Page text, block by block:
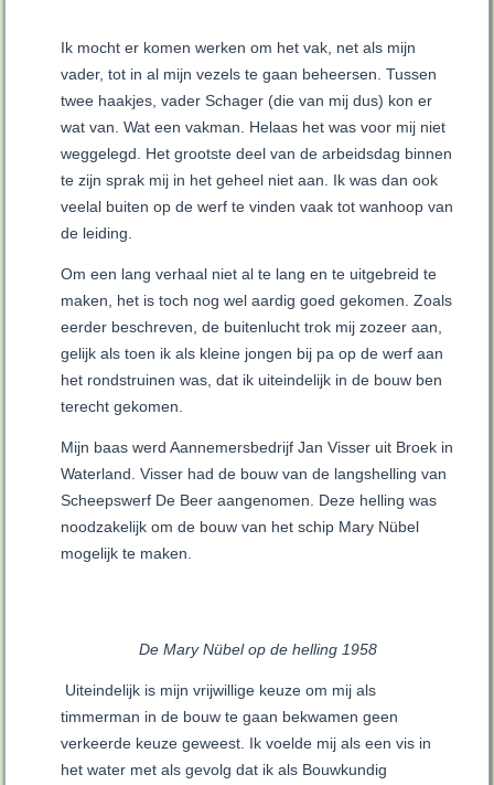
Ik mocht er komen werken om het vak, net als mijn
vader, tot in al mijn vezels te gaan beheersen. Tussen
twee haakjes, vader Schager (die van mij dus) kon er
wat van. Wat een vakman. Helaas het was voor mij niet
weggelegd. Het grootste deel van de arbeidsdag binnen
te zijn sprak mij in het geheel niet aan. Ik was dan ook
veelal buiten op de werf te vinden vaak tot wanhoop van
de leiding.
Om een lang verhaal niet al te lang en te uitgebreid te
maken, het is toch nog wel aardig goed gekomen. Zoals
eerder beschreven, de buitenlucht trok mij zozeer aan,
gelijk als toen ik als kleine jongen bij pa op de werf aan
het rondstruinen was, dat ik uiteindelijk in de bouw ben
terecht gekomen.
Mijn baas werd Aannemersbedrijf Jan Visser uit Broek in
Waterland. Visser had de bouw van de langshelling van
Scheepswerf De Beer aangenomen. Deze helling was
noodzakelijk om de bouw van het schip Mary Nübel
mogelijk te maken.
De Mary Nübel op de helling 1958
Uiteindelijk is mijn vrijwillige keuze om mij als
timmerman in de bouw te gaan bekwamen geen
verkeerde keuze geweest. Ik voelde mij als een vis in
het water met als gevolg dat ik als Bouwkundig